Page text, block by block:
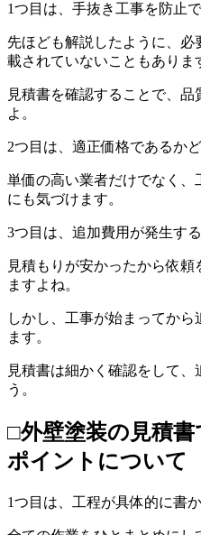
1つ目は、手抜き工事を防止で
先ほども解説したように、
載されていないこともありま
見積書を確認することで、
よ。
2つ目は、適正価格であるか
単価の高い業者だけでなく
にも気づけます。
3つ目は、追加費用が発生す
見積もりが安かったから依
ますよね。
しかし、工事が始まってか
ます。
見積書は細かく確認をして
う。
□外壁塗装の見積
ポイントについて
1つ目は、工程が具体的に書